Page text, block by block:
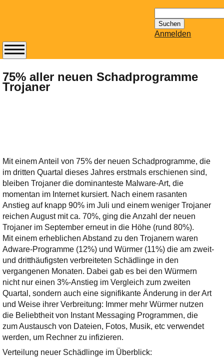
nach:
Anmelden
75% aller neuen Schadprogramme
Trojaner
Mit einem Anteil von 75% der neuen Schadprogramme, die
im dritten Quartal dieses Jahres erstmals erschienen sind,
bleiben Trojaner die dominanteste Malware-Art, die
momentan im Internet kursiert. Nach einem rasanten
Anstieg auf knapp 90% im Juli und einem weniger Trojaner
reichen August mit ca. 70%, ging die Anzahl der neuen
Trojaner im September erneut in die Höhe (rund 80%).
Mit einem erheblichen Abstand zu den Trojanern waren
Adware-Programme (12%) und Würmer (11%) die am zweit-
und dritthäufigsten verbreiteten Schädlinge in den
vergangenen Monaten. Dabei gab es bei den Würmern
nicht nur einen 3%-Anstieg im Vergleich zum zweiten
Quartal, sondern auch eine signifikante Änderung in der Art
und Weise ihrer Verbreitung: Immer mehr Würmer nutzen
die Beliebtheit von Instant Messaging Programmen, die
zum Austausch von Dateien, Fotos, Musik, etc verwendet
werden, um Rechner zu infizieren.
Verteilung neuer Schädlinge im Überblick:
Abonnieren Sie den
14-tägig
erscheinenden
Newsletter von
bereithält!
Wie z.B. Outlook,
GMail, Thunderbird
oder auch
KuNoMail, usw.
Ihre E-Mail
Adresse:
E-Mail
E-Mail bestätigen